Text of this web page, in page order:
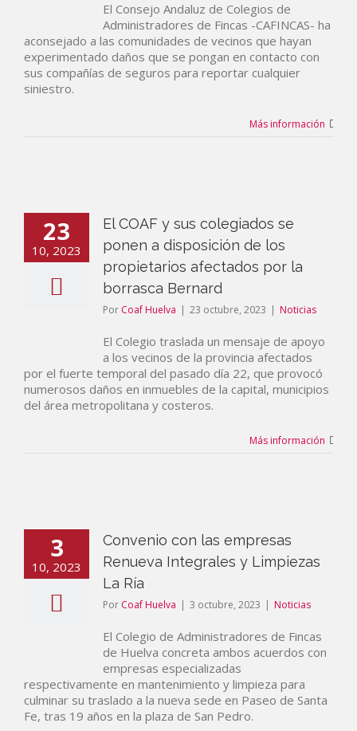
El Consejo Andaluz de Colegios de
Administradores de Fincas -CAFINCAS- ha
aconsejado a las comunidades de vecinos que hayan
experimentado daños que se pongan en contacto con
sus compañías de seguros para reportar cualquier
siniestro.
Más información
23
10, 2023
El COAF y sus colegiados se
ponen a disposición de los
propietarios afectados por la
borrasca Bernard
Por Coaf Huelva | 23 octubre, 2023 | Noticias
El Colegio traslada un mensaje de apoyo
a los vecinos de la provincia afectados
por el fuerte temporal del pasado día 22, que provocó
numerosos daños en inmuebles de la capital, municipios
del área metropolitana y costeros.
Más información
3
10, 2023
Convenio con las empresas
Renueva Integrales y Limpiezas
La Ría
Por Coaf Huelva | 3 octubre, 2023 | Noticias
El Colegio de Administradores de Fincas
de Huelva concreta ambos acuerdos con
empresas especializadas
respectivamente en mantenimiento y limpieza para
culminar su traslado a la nueva sede en Paseo de Santa
Fe, tras 19 años en la plaza de San Pedro.